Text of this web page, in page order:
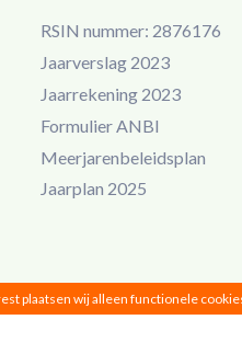
RSIN nummer: 2876176
Jaarverslag 2023
Jaarrekening 2023
Formulier ANBI
Meerjarenbeleidsplan
Jaarplan 2025
plaatsen wij alleen functionele